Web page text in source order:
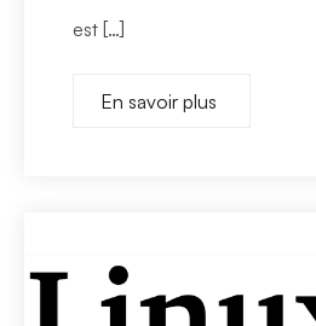
est […]
En savoir plus